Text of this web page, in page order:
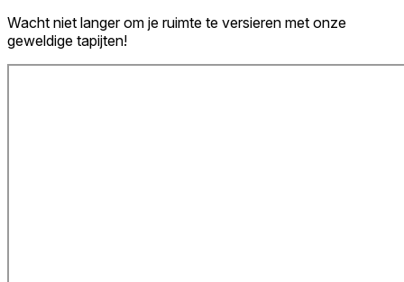
Wacht niet langer om je ruimte te versieren met onze
geweldige tapijten!